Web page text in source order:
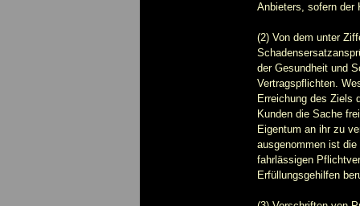
Anbieters, sofern der
(2) Von dem unter
der Gesundheit und
Vertragspflichten.
Erreichung des Ziels
Kunden die Sache
Eigentum an ihr zu
ausgenommen ist
fahrlässigen
Erfüllungsgehilfen